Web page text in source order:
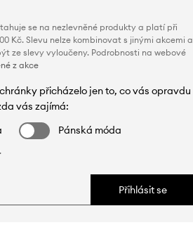
se na nezlevněné produkty a platí při
Kč. Slevu nelze kombinovat s jinými akcemi a
ze slevy vyloučeny. Podrobnosti na webové
z akce
přicházelo jen to, co vás opravdu
vás zajímá:
Pánská móda
Přihlásit se